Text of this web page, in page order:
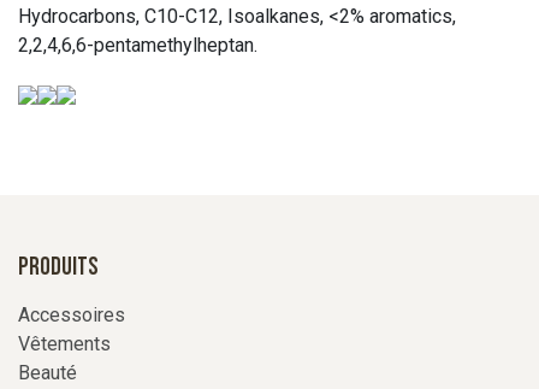
Hydrocarbons, C10-C12, Isoalkanes, <2% aromatics,
2,2,4,6,6-pentamethylheptan.
Produits
Accessoires
Vêtements
Beauté